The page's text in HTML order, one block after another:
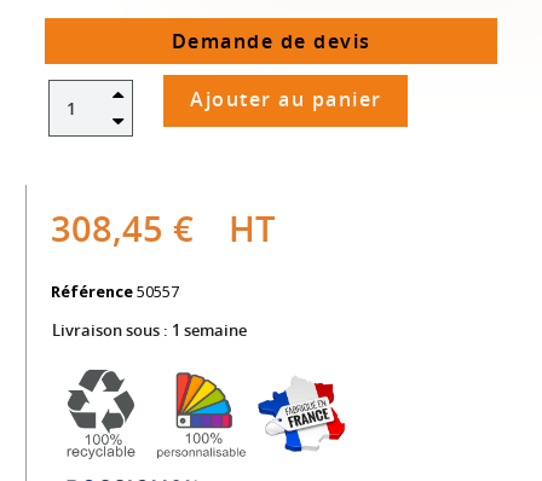
Demande de devis
Ajouter au panier
308,45 € HT
Référence50557
Livraison sous : 1 semaine